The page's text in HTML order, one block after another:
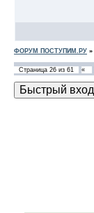
ФОРУМ ПОСТУПИМ.РУ »
Страница 26 из 61 «